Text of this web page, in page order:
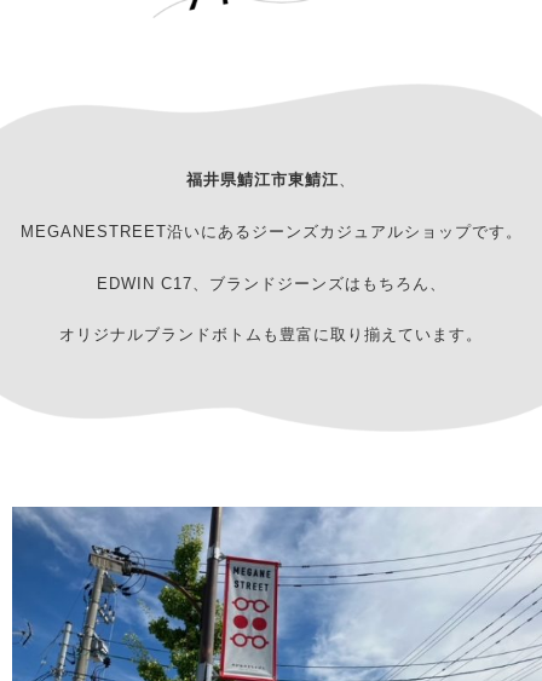
福井県鯖江市東鯖江
MEGANESTREET沿いにあるジーンズカジュアルショップです。
EDWIN C17、ブランドジーンズはもちろん、
オリジナルブランドボトムも豊富に取り揃えています。